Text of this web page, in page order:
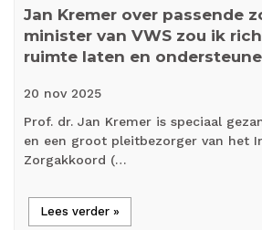
Jan Kremer over passende
minister van VWS zou ik
ruimte laten en
20 nov 2025
Prof. dr. Jan Kremer is speciaal
en een groot pleitbezorger van het
Zorgakkoord (…
Lees verder »